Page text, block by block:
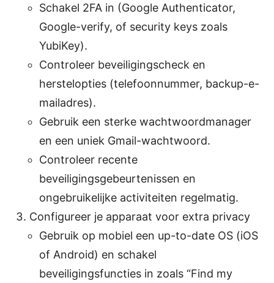
Schakel 2FA in (Google Authenticator,
Google-verify, of security keys zoals
YubiKey).
Controleer beveiligingscheck en
herstelopties (telefoonnummer, backup-e-
mailadres).
Gebruik een sterke wachtwoordmanager
en een uniek Gmail-wachtwoord.
Controleer recente
beveiligingsgebeurtenissen en
ongebruikelijke activiteiten regelmatig.
Configureer je apparaat voor extra privacy
Gebruik op mobiel een up-to-date OS (iOS
of Android) en schakel
beveiligingsfuncties in zoals “Find my